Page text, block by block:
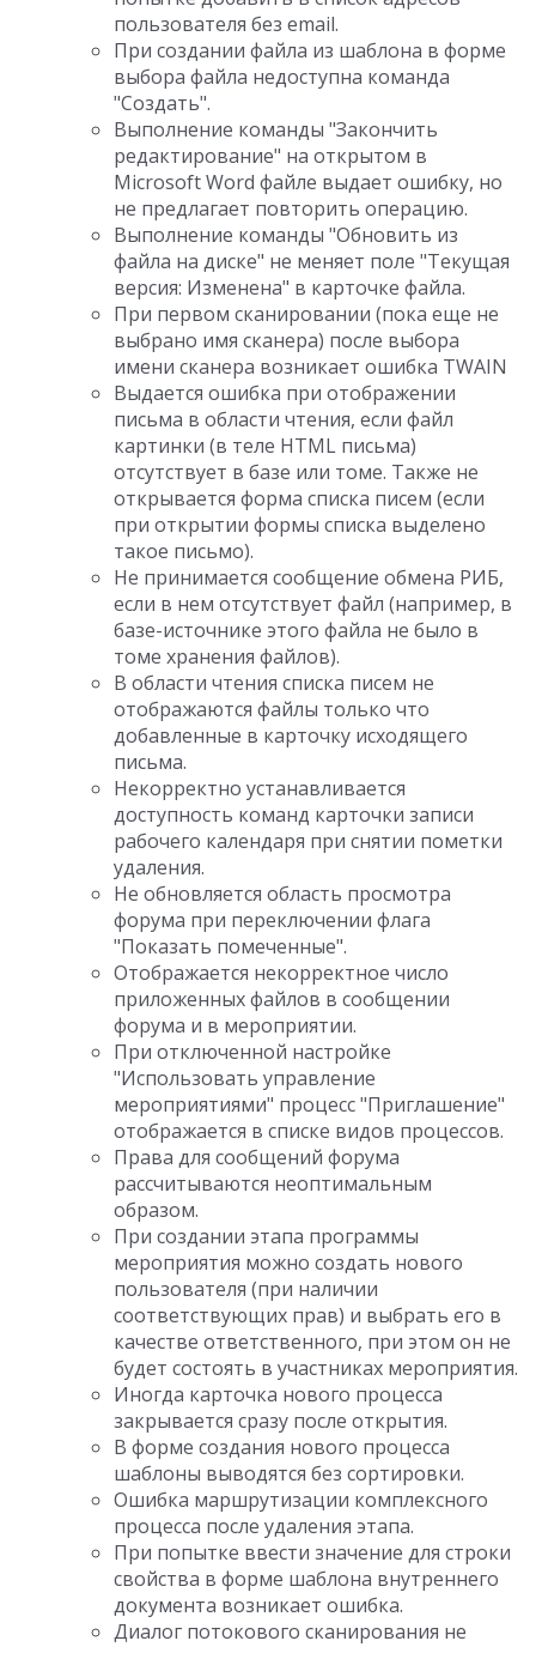
пользователя без email.
При создании файла из шаблона в форме
выбора файла недоступна команда
"Создать".
Выполнение команды "Закончить
редактирование" на открытом в
Microsoft Word файле выдает ошибку, но
не предлагает повторить операцию.
Выполнение команды "Обновить из
файла на диске" не меняет поле "Текущая
версия: Изменена" в карточке файла.
При первом сканировании (пока еще не
выбрано имя сканера) после выбора
имени сканера возникает ошибка TWAIN
Выдается ошибка при отображении
письма в области чтения, если файл
картинки (в теле HTML письма)
отсутствует в базе или томе. Также не
открывается форма списка писем (если
при открытии формы списка выделено
такое письмо).
Не принимается сообщение обмена РИБ,
если в нем отсутствует файл (например, в
базе-источнике этого файла не было в
томе хранения файлов).
В области чтения списка писем не
отображаются файлы только что
добавленные в карточку исходящего
письма.
Некорректно устанавливается
доступность команд карточки записи
рабочего календаря при снятии пометки
удаления.
Не обновляется область просмотра
форума при переключении флага
"Показать помеченные".
Отображается некорректное число
приложенных файлов в сообщении
форума и в мероприятии.
При отключенной настройке
"Использовать управление
мероприятиями" процесс "Приглашение"
отображается в списке видов процессов.
Права для сообщений форума
рассчитываются неоптимальным
образом.
При создании этапа программы
мероприятия можно создать нового
пользователя (при наличии
соответствующих прав) и выбрать его в
качестве ответственного, при этом он не
будет состоять в участниках мероприятия.
Иногда карточка нового процесса
закрывается сразу после открытия.
В форме создания нового процесса
шаблоны выводятся без сортировки.
Ошибка маршрутизации комплексного
процесса после удаления этапа.
При попытке ввести значение для строки
свойства в форме шаблона внутреннего
документа возникает ошибка.
Диалог потокового сканирования не